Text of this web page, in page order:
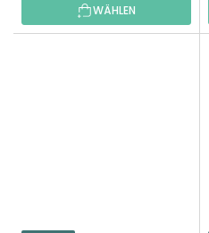
WÄHLEN